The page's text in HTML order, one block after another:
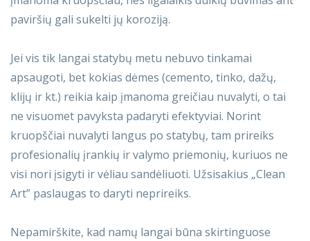
paviršių gali sukelti jų koroziją.
Jei vis tik langai statybų metu nebuvo tinkamai
apsaugoti, bet kokias dėmes (cemento, tinko, dažų,
klijų ir kt.) reikia kaip įmanoma greičiau nuvalyti, o tai
ne visuomet pavyksta padaryti efektyviai. Norint
kruopščiai nuvalyti langus po statybų, tam prireiks
profesionalių įrankių ir valymo priemonių, kuriuos ne
visi nori įsigyti ir vėliau sandėliuoti. Užsisakius „Clean
Art” paslaugas to daryti neprireiks.
Nepamirškite, kad namų langai būna skirtinguose